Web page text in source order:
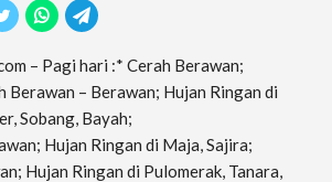
– Pagi hari :* Cerah Berawan;
Berawan – Berawan; Hujan Ringan di
Sobang, Bayah;
Hujan Ringan di Maja, Sajira;
Hujan Ringan di Pulomerak, Tanara,